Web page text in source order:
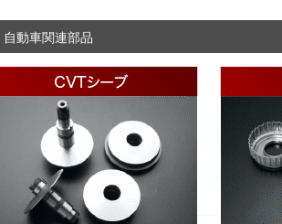
自動車関連部品